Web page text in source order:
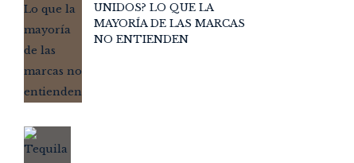
UNIDOS? LO QUE LA
MAYORÍA DE LAS MARCAS
NO ENTIENDEN